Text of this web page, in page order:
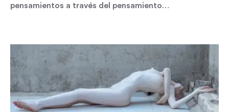
pensamientos a través del pensamiento…